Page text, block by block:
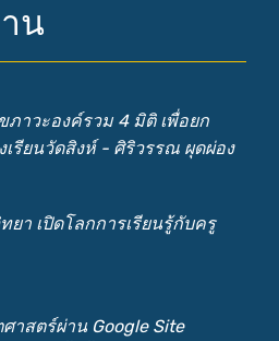
น
ภาวะองค์รวม 4 มิติ เพื่อยก
รียนวัดสิงห์ - ศิริวรรณ ผุดผ่อง
ยา เปิดโลกการเรียนรู้กับครู
าสตร์ผ่าน Google Site